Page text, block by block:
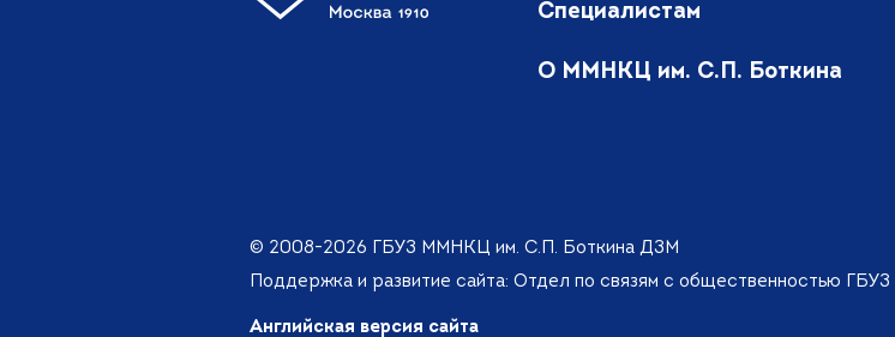
Специалистам
О ММНКЦ им. С.П. Боткина
© 2008-2026 ГБУЗ ММНКЦ им. С.П. Боткина ДЗМ
Поддержка и развитие сайта: Отдел по связям с общественностью
Английская версия сайта